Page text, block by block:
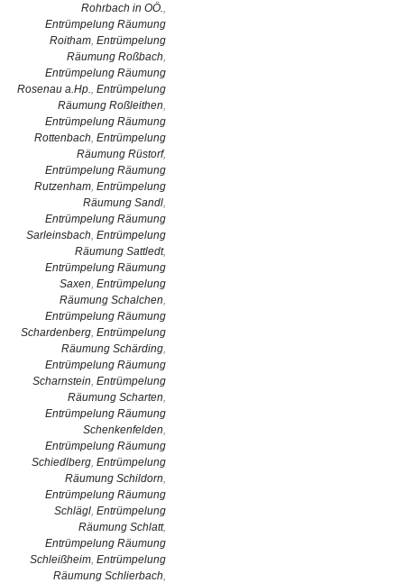
Rohrbach in OÖ.,
Entrümpelung Räumung
Roitham, Entrümpelung
Räumung Roßbach,
Entrümpelung Räumung
Rosenau a.Hp., Entrümpelung
Räumung Roßleithen,
Entrümpelung Räumung
Rottenbach, Entrümpelung
Räumung Rüstorf,
Entrümpelung Räumung
Rutzenham, Entrümpelung
Räumung Sandl,
Entrümpelung Räumung
Sarleinsbach, Entrümpelung
Räumung Sattledt,
Entrümpelung Räumung
Saxen, Entrümpelung
Räumung Schalchen,
Entrümpelung Räumung
Schardenberg, Entrümpelung
Räumung Schärding,
Entrümpelung Räumung
Scharnstein, Entrümpelung
Räumung Scharten,
Entrümpelung Räumung
Schenkenfelden,
Entrümpelung Räumung
Schiedlberg, Entrümpelung
Räumung Schildorn,
Entrümpelung Räumung
Schlägl, Entrümpelung
Räumung Schlatt,
Entrümpelung Räumung
Schleißheim, Entrümpelung
Räumung Schlierbach,